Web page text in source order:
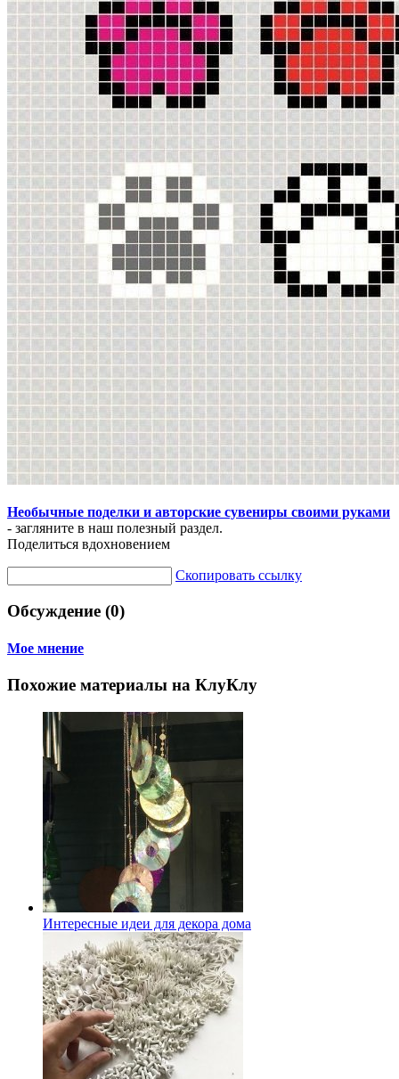
Необычные поделки и авторские сувениры своими руками
- загляните в наш полезный раздел.
Поделиться вдохновением
Скопировать ссылку
Обсуждение (0)
Мое мнение
Похожие материалы на КлуКлу
Интересные идеи для декора дома